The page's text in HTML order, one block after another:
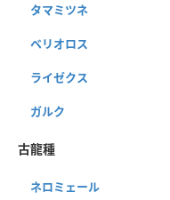
タマミツネ
ベリオロス
ライゼクス
ガルク
古龍種
ネロミェール